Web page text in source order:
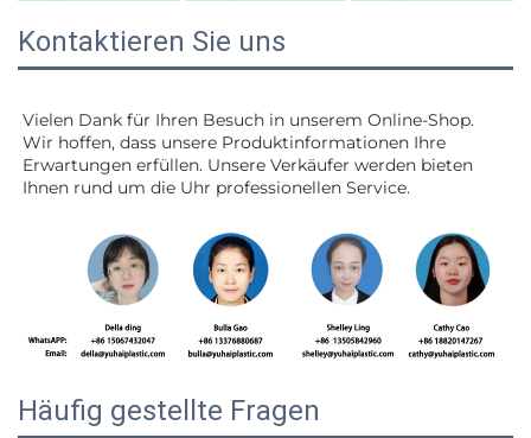
Kontaktieren Sie uns
Vielen Dank für Ihren Besuch in unserem Online-Shop.
Wir hoffen, dass unsere Produktinformationen Ihre
Erwartungen erfüllen. Unsere Verkäufer werden bieten
Ihnen rund um die Uhr professionellen Service.
Häufig gestellte Fragen